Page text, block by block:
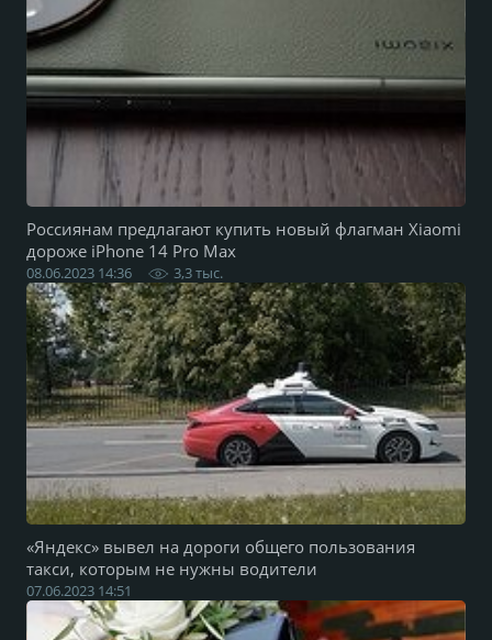
Россиянам предлагают купить новый флагман Xiaomi
дороже iPhone 14 Pro Max
08.06.2023 14:36 3,3 тыс.
«Яндекс» вывел на дороги общего пользования
такси, которым не нужны водители
07.06.2023 14:51